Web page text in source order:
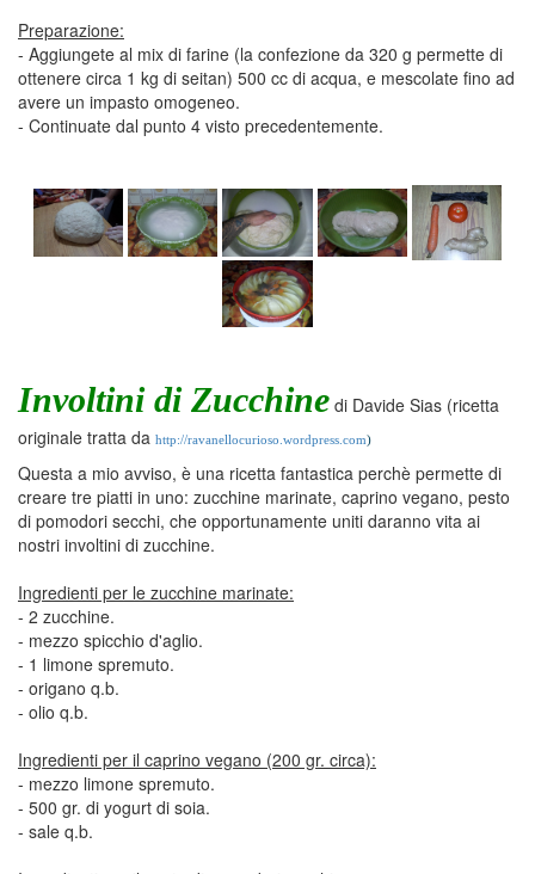
Preparazione:
- Aggiungete al mix di farine (la confezione da 320 g permette di
ottenere circa 1 kg di seitan) 500 cc di acqua, e mescolate fino ad
avere un impasto omogeneo.
- Continuate dal punto 4 visto precedentemente.
Involtini di Zucchine di Davide Sias (ricetta
originale tratta da http://ravanellocurioso.wordpress.com)
Questa a mio avviso, è una ricetta fantastica perchè permette di
creare tre piatti in uno: zucchine marinate, caprino vegano, pesto
di pomodori secchi, che opportunamente uniti daranno vita ai
nostri involtini di zucchine.
Ingredienti per le zucchine marinate:
- 2 zucchine.
- mezzo spicchio d'aglio.
- 1 limone spremuto.
- origano q.b.
- olio q.b.
Ingredienti per il caprino vegano (200 gr. circa):
- mezzo limone spremuto.
- 500 gr. di yogurt di soia.
- sale q.b.